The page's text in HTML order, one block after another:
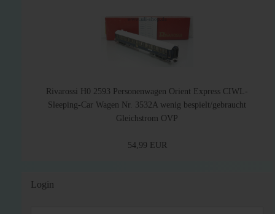
Rivarossi H0 2593 Personenwagen Orient Express CIWL-
Sleeping-Car Wagen Nr. 3532A wenig bespielt/gebraucht
Gleichstrom OVP
54,99 EUR
Login